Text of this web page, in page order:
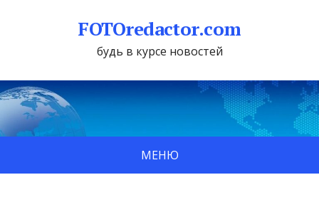
FOTOredactor.com
будь в курсе новостей
МЕНЮ